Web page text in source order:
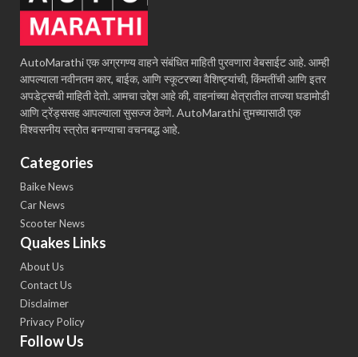
AutoMarathi एक अग्रगण्य वाहने संबंधित माहिती पुरवणारा वेबसाईट आहे. आम्ही
आपल्याला नवीनतम कार, बाईक, आणि स्कूटरच्या वैशिष्ट्यांची, किंमतींची आणि इतर
अपडेट्सची माहिती देतो. आमचा उद्देश आहे की, वाहनांच्या क्षेत्रातील ताज्या घडामोडी
आणि ट्रेंड्ससह आपल्याला सुसज्ज ठेवणे. AutoMarathi तुमच्यासाठी एक
विश्वसनीय स्त्रोत बनण्याचा वचनबद्ध आहे.
Categories
Baike News
Car News
Scooter News
Quakes Links
About Us
Contact Us
Disclaimer
Privacy Policy
Follow Us